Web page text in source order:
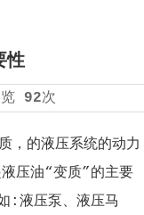
性
92次
的液压系统的动力
压油“变质”的主要
:液压泵、液压马